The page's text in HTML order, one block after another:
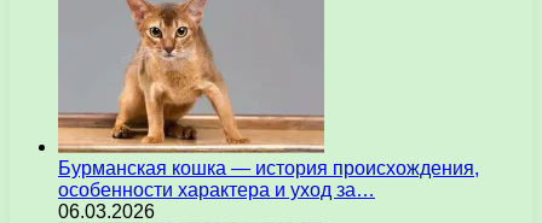
Бурманская кошка — история происхождения,
особенности характера и уход за…
06.03.2026